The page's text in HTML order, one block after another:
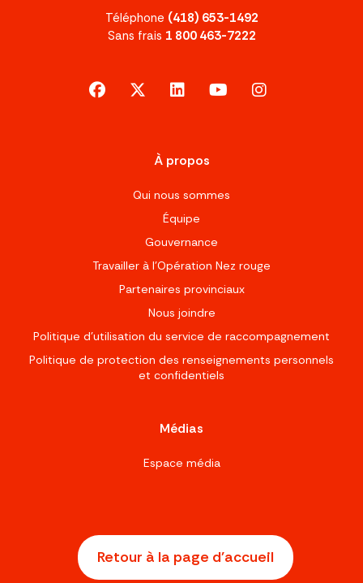
Téléphone (418) 653-1492
Sans frais 1 800 463-7222
facebookx-twitterlinkedinyoutubeinstagram
À propos
Qui nous sommes
Équipe
Gouvernance
Travailler à l’Opération Nez rouge
Partenaires provinciaux
Nous joindre
Politique d'utilisation du service de raccompagnement
Politique de protection des renseignements personnels
et confidentiels
Médias
Espace média
Retour à la page d'accueil